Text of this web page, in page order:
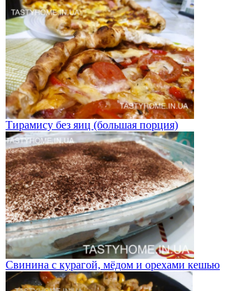
Тирамису без яиц (большая порция)
Свинина с курагой, мёдом и орехами кешью